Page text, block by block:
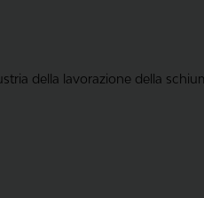
della lavorazione della